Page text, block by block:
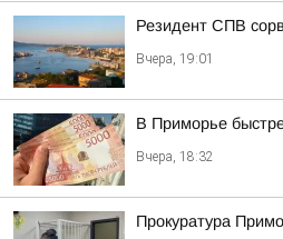
Резидент СПВ
Вчера, 19:01
В Приморье
Вчера, 18:32
Прокуратура